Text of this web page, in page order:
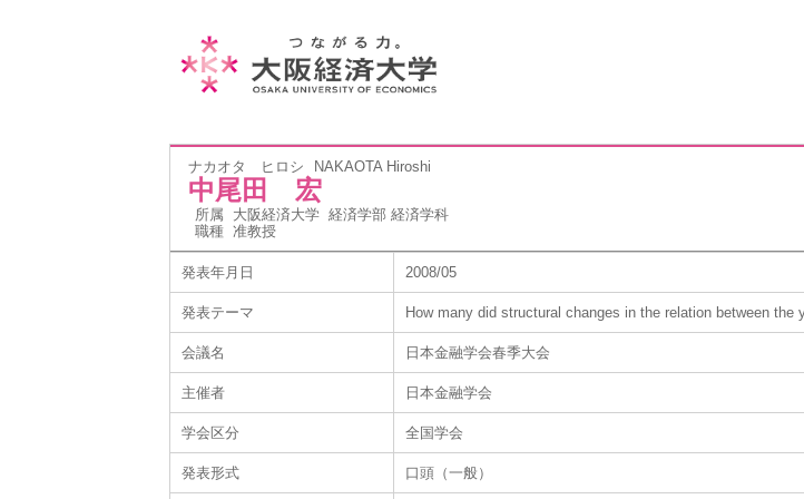
ナカオタ ヒロシ NAKAOTA Hiroshi
中尾田 宏
所属 大阪経済大学 経済学部 経済学科
職種 准教授
発表年月日 2008/05
発表テーマ How many did structural changes in the relation between
会議名 日本金融学会春季大会
主催者 日本金融学会
学会区分 全国学会
発表形式 口頭（一般）